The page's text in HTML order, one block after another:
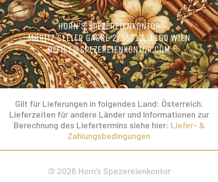
HORN’S SPEZEREIENKONTOR
MORITZ SEELER GASSE 2/55/13, 1100 WIEN
OFFICE@SPEZEREIENKONTOR.COM
Gilt für Lieferungen in folgendes Land: Österreich.
Lieferzeiten für andere Länder und Informationen zur
Berechnung des Liefertermins siehe hier: Liefer- &
Zahlungsbedingungen
© 2026 Horn’s Spezereienkontor